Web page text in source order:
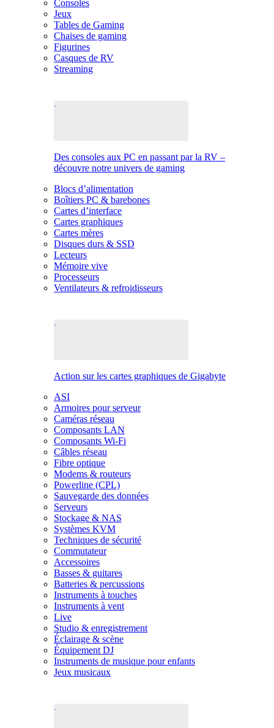
Consoles
Jeux
Tables de Gaming
Chaises de gaming
Figurines
Casques de RV
Streaming
Des consoles aux PC en passant par la RV –
découvre notre univers de gaming
Blocs d’alimentation
Boîtiers PC & barebones
Cartes d’interface
Cartes graphiques
Cartes mères
Disques durs & SSD
Lecteurs
Mémoire vive
Processeurs
Ventilateurs & refroidisseurs
Action sur les cartes graphiques de Gigabyte
ASI
Armoires pour serveur
Caméras réseau
Composants LAN
Composants Wi-Fi
Câbles réseau
Fibre optique
Modems & routeurs
Powerline (CPL)
Sauvegarde des données
Serveurs
Stockage & NAS
Systèmes KVM
Techniques de sécurité
Commutateur
Accessoires
Basses & guitares
Batteries & percussions
Instruments à touches
Instruments à vent
Live
Studio & enregistrement
Éclairage & scène
Équipement DJ
Instruments de musique pour enfants
Jeux musicaux